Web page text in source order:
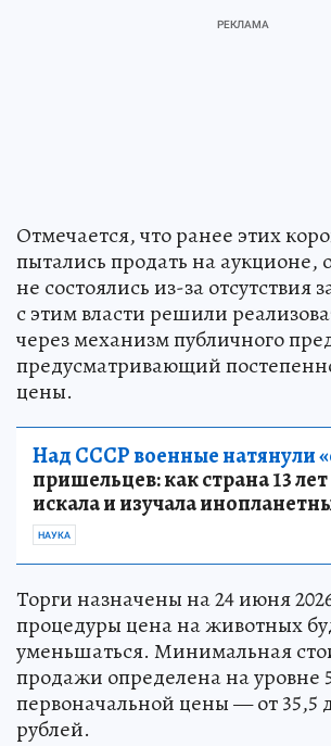
Отмечается, что ранее этих
пытались продать на аукционе,
не состоялись из-за отсутствия
с этим власти решили
через механизм публичного
предусматривающий
цены.
Над СССР военные натянули
пришельцев: как страна 13
искала и изучала
НАУКА
Торги назначены на 24 июня
процедуры цена на животных
уменьшаться. Минимальная
продажи определена на уровне
первоначальной цены — от 35,5
рублей.